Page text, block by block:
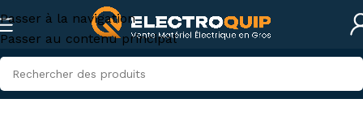
Passer à la navigation
Passer au contenu principal
Accueil/Accessoires et outillage/accessoires-tunisie